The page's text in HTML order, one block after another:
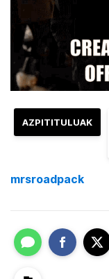
AZPITITULUAK
mrsroadpack